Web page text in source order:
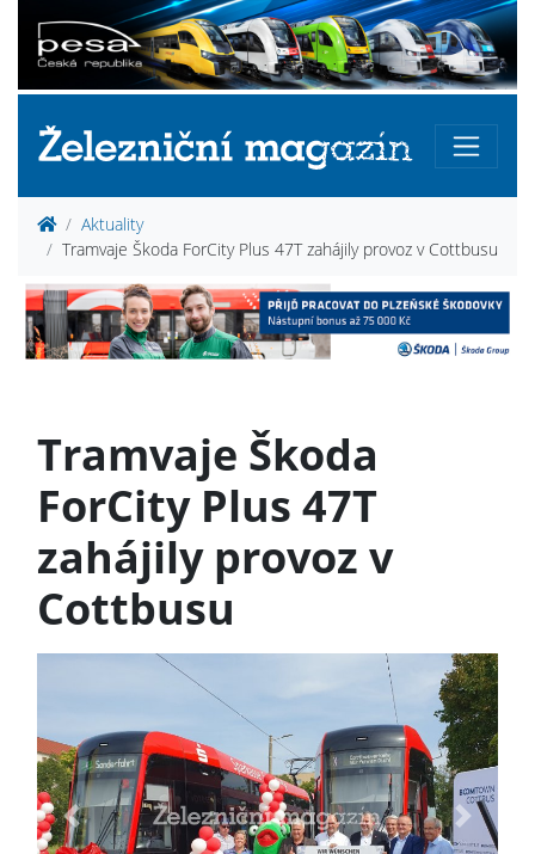
Aktuality
Tramvaje Škoda ForCity Plus 47T zahájily provoz v Cottbusu
Tramvaje Škoda
ForCity Plus 47T
zahájily provoz v
Cottbusu
Previous Next